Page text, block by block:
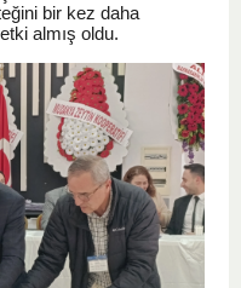
bir kez daha
almış oldu.